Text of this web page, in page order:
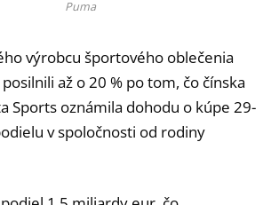
Puma
výrobcu športového oblečenia
až o 20 % po tom, čo čínska
Sports oznámila dohodu o kúpe 29-
v spoločnosti od rodiny